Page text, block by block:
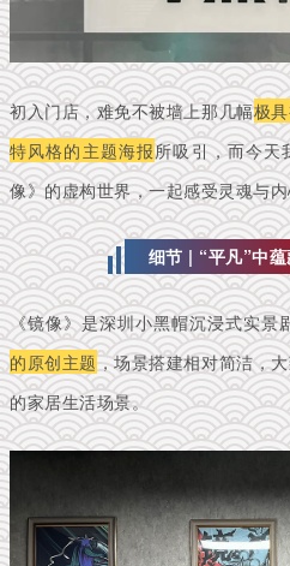
初入门店，难免不被墙上那几幅极
特风格的主题海报所吸引，而今天
像》的虚构世界，一起感受灵魂与
细节 | “平凡”中
《镜像》是深圳小黑帽沉浸式实景
的原创主题，场景搭建相对简洁，
的家居生活场景。